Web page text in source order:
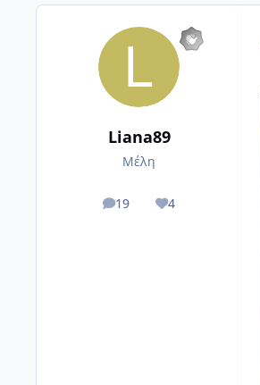
Liana89
Μέλη
19
posts 4
Reputation